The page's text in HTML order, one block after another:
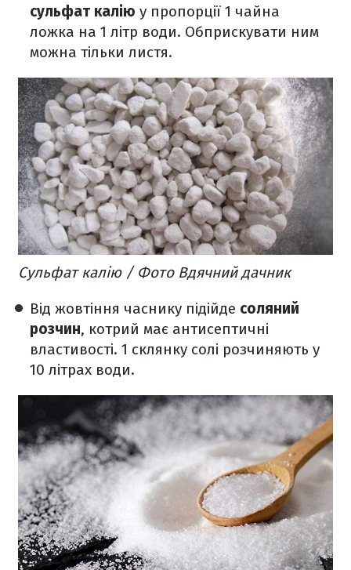
сульфат калію у пропорції 1 чайна
ложка на 1 літр води. Обприскувати ним
можна тільки листя.
Сульфат калію / Фото Вдячний дачник
Від жовтіння часнику підійде соляний
розчин, котрий має антисептичні
властивості. 1 склянку солі розчиняють у
10 літрах води.